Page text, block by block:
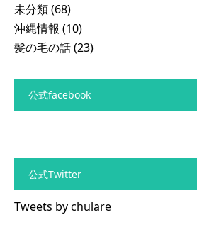
未分類(68)
沖縄情報 (10)
髪の毛の話(23)
公式facebook
公式Twitter
Tweets by chulare